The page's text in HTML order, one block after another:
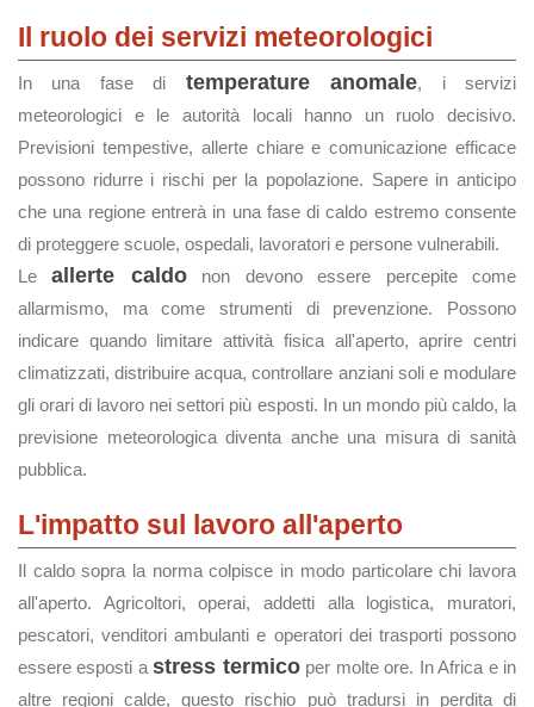
Il ruolo dei servizi meteorologici
In una fase di temperature anomale, i servizi
meteorologici e le autorità locali hanno un ruolo decisivo.
Previsioni tempestive, allerte chiare e comunicazione efficace
possono ridurre i rischi per la popolazione. Sapere in anticipo
che una regione entrerà in una fase di caldo estremo consente
di proteggere scuole, ospedali, lavoratori e persone vulnerabili.
Leallerte caldonon devono essere percepite come
allarmismo, ma come strumenti di prevenzione. Possono
indicare quando limitare attività fisica all'aperto, aprire centri
climatizzati, distribuire acqua, controllare anziani soli e modulare
gli orari di lavoro nei settori più esposti. In un mondo più caldo, la
previsione meteorologica diventa anche una misura di sanità
pubblica.
L'impatto sul lavoro all'aperto
Il caldo sopra la norma colpisce in modo particolare chi lavora
all'aperto. Agricoltori, operai, addetti alla logistica, muratori,
pescatori, venditori ambulanti e operatori dei trasporti possono
essere esposti astress termicoper molte ore. In Africa e in
altre regioni calde, questo rischio può tradursi in perdita di